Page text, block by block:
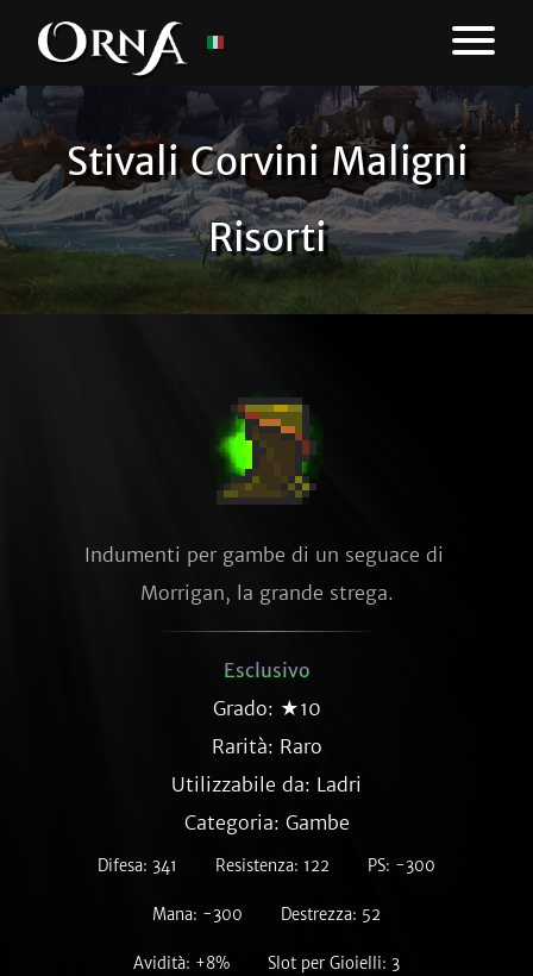
Stivali Corvini Maligni
Risorti
Indumenti per gambe di un seguace di
Morrigan, la grande strega.
Esclusivo
Grado: ★10
Rarità: Raro
Utilizzabile da: Ladri
Categoria: Gambe
Difesa: 341 Resistenza: 122 PS: -300
Mana: -300 Destrezza: 52
Avidità: +8% Slot per Gioielli: 3